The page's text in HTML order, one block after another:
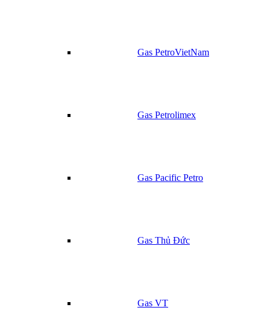
Gas PetroVietNam
Gas Petrolimex
Gas Pacific Petro
Gas Thủ Đức
Gas VT